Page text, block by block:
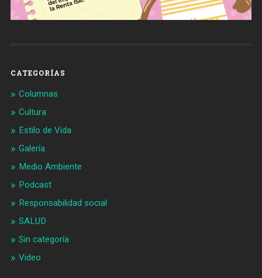
CATEGORÍAS
Columnas
Cultura
Estilo de Vida
Galería
Medio Ambiente
Podcast
Responsabilidad social
SALUD
Sin categoría
Video